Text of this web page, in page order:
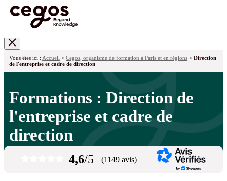
Vous êtes ici : Accueil > Cegos, organisme de formation à Paris et en régions > Direction
de l'entreprise et cadre de direction
Formations : Direction de
l'entreprise et cadre de
direction
4,6/5 (1149 avis)